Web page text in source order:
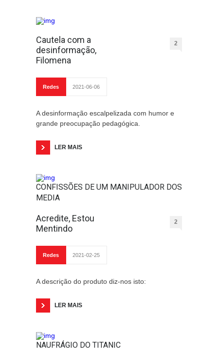
Cautela com a
desinformação,
Filomena
2
Redes 2021-06-06
A desinformação escalpelizada com humor e
grande preocupação pedagógica.
LER MAIS
CONFISSÕES DE UM MANIPULADOR DOS
MEDIA
Acredite, Estou
Mentindo
2
Redes 2021-02-25
A descrição do produto diz-nos isto:
LER MAIS
NAUFRÁGIO DO TITANIC